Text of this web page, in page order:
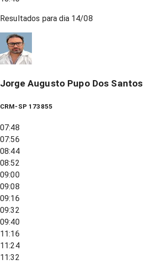
Resultados para dia 14/08
Jorge Augusto Pupo Dos Santos
CRM-SP 173855
07:48
07:56
08:44
08:52
09:00
09:08
09:16
09:32
09:40
11:16
11:24
11:32